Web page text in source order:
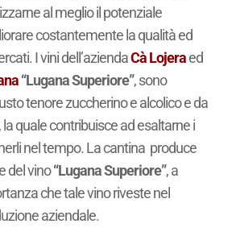
al meglio il potenziale
costantemente la qualità ed
I vini dell’aziendaCà Lojeraed
“Lugana Superiore”, sono
tenore zuccherino e alcolico e da
quale contribuisce ad esaltarne i
nel tempo. La cantina produce
del vino“Lugana Superiore”, a
che tale vino riveste nel
aziendale.